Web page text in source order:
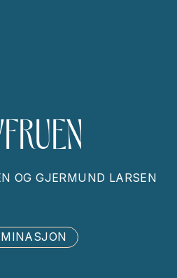
OG GJERMUND LARSEN